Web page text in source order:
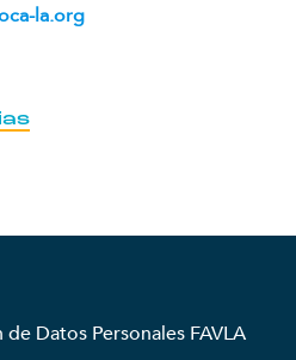
la.org
Datos Personales FAVLA